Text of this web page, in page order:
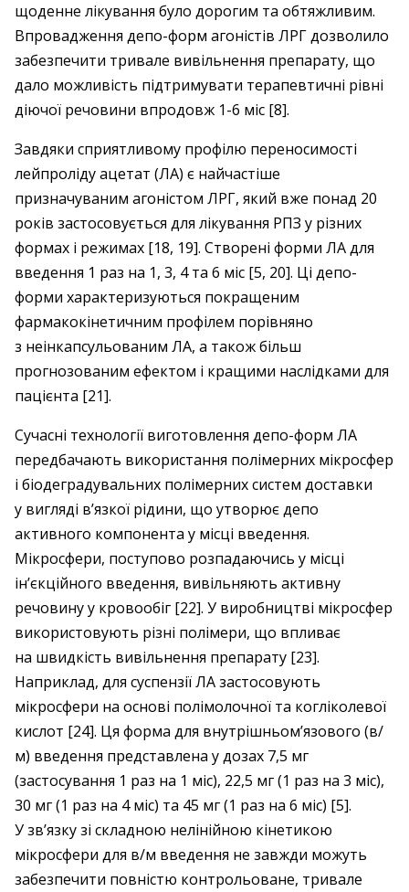
щоденне лікування було дорогим та обтяжливим.
Впровадження депо-форм агоністів ЛРГ дозволило
забезпечити тривале вивільнення препарату, що
дало можливість підтримувати терапевтичні рівні
діючої речовини впродовж 1-6 міс [8].
Завдяки сприятливому профілю переносимості
лейпроліду ацетат (ЛА) є найчастіше
призначуваним агоністом ЛРГ, який вже понад 20
років застосовується для лікування РПЗ у різних
формах і режимах [18, 19]. Створені форми ЛА для
введення 1 раз на 1, 3, 4 та 6 міс [5, 20]. Ці депо-
форми характеризуються покращеним
фармакокінетичним профілем порівняно
з неінкапсульованим ЛА, а також більш
прогнозованим ефектом і кращими наслідками для
пацієнта [21].
Сучасні технології виготовлення депо-форм ЛА
передбачають використання полімерних мікросфер
і біодеградувальних полімерних систем доставки
у вигляді в’язкої рідини, що утворює депо
активного компонента у місці введення.
Мікросфери, поступово розпадаючись у місці
ін’єкційного введення, вивільняють активну
речовину у кровообіг [22]. У виробництві мікросфер
використовують різні полімери, що впливає
на швидкість вивільнення препарату [23].
Наприклад, для суспензії ЛА застосовують
мікросфери на основі полімолочної та когліколевої
кислот [24]. Ця форма для внутрішньом’язового (в/
м) введення представлена у дозах 7,5 мг
(застосування 1 раз на 1 міс), 22,5 мг (1 раз на 3 міс),
30 мг (1 раз на 4 міс) та 45 мг (1 раз на 6 міс) [5].
У зв’язку зі складною нелінійною кінетикою
мікросфери для в/м введення не завжди можуть
забезпечити повністю контрольоване, тривале